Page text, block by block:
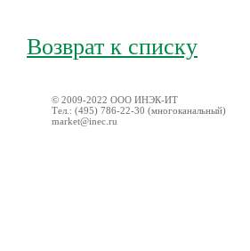
Возврат к списку
© 2009-2022 ООО ИНЭК-ИТ
Тел.: (495) 786-22-30 (многоканальный)
market@inec.ru